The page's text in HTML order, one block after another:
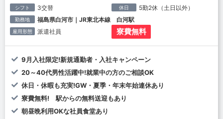
シフト 3交替 休日 5勤2休（土日以外）
勤務地 福島県白河市｜JR東北本線 白河駅
雇用形態 派遣社員 寮費無料
9月入社限定!新規通勤者・入社キャンペーン
20～40代男性活躍中!就業中の方のご相談OK
休日・休暇も充実!GW・夏季・年末年始連休あり
寮費無料! 駅からの無料送迎もあり
朝昼晩利用OKな社員食堂あり